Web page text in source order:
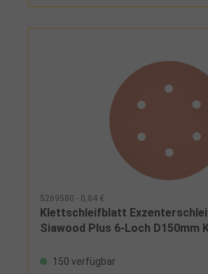
5269580 - 0,84 €
Klettschleifblatt
Siawood Plus 6-Loch D150mm
150 verfügbar